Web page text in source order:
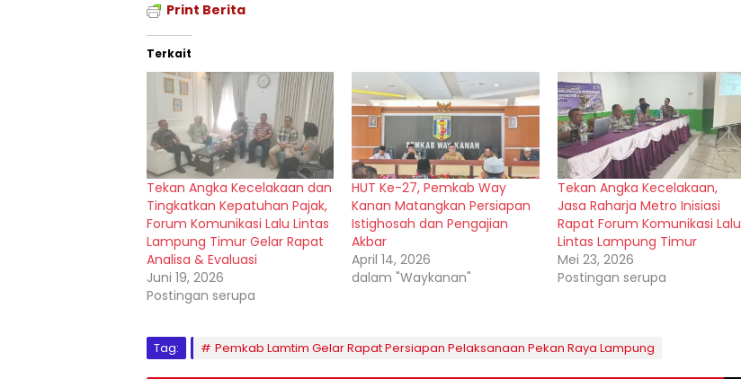
Print Berita
Terkait
Tekan Angka Kecelakaan dan
Tingkatkan Kepatuhan Pajak,
Forum Komunikasi Lalu Lintas
Lampung Timur Gelar Rapat
Analisa & Evaluasi
Juni 19, 2026
Postingan serupa
HUT Ke-27, Pemkab Way
Kanan Matangkan Persiapan
Istighosah dan Pengajian
Akbar
April 14, 2026
dalam "Waykanan"
Tekan Angka Kecelakaan,
Jasa Raharja Metro Inisiasi
Rapat Forum Komunikasi Lalu
Lintas Lampung Timur
Mei 23, 2026
Postingan serupa
Tag: Pemkab Lamtim Gelar Rapat Persiapan Pelaksanaan Pekan Raya Lampung